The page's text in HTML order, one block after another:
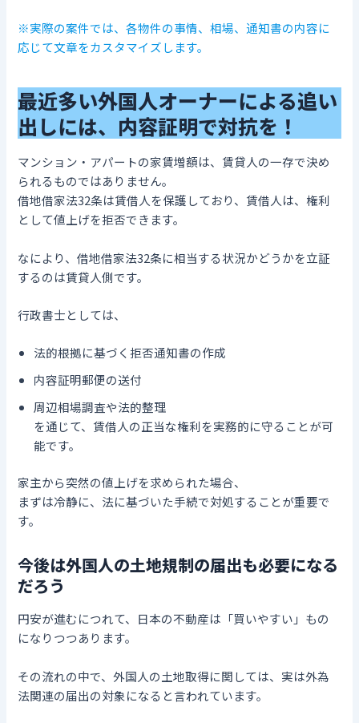
※実際の案件では、各物件の事情、相場、通知書の内容に
応じて文章をカスタマイズします。
最近多い外国人オーナーによる追い
出しには、内容証明で対抗を！
マンション・アパートの家賃増額は、賃貸人の一存で決め
られるものではありません。
借地借家法32条は賃借人を保護しており、賃借人は、権利
として値上げを拒否できます。
なにより、借地借家法32条に相当する状況かどうかを立証
するのは賃貸人側です。
行政書士としては、
法的根拠に基づく拒否通知書の作成
内容証明郵便の送付
周辺相場調査や法的整理
を通じて、賃借人の正当な権利を実務的に守ることが可
能です。
家主から突然の値上げを求められた場合、
まずは冷静に、法に基づいた手続で対処することが重要で
す。
今後は外国人の土地規制の届出も必要になる
だろう
円安が進むにつれて、日本の不動産は「買いやすい」もの
になりつつあります。
その流れの中で、外国人の土地取得に関しては、実は外為
法関連の届出の対象になると言われています。